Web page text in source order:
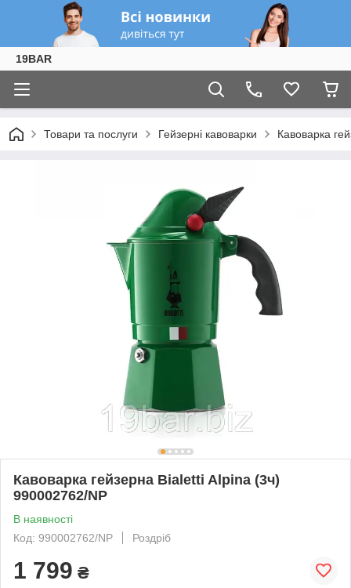
19BAR
Товари та послуги Гейзерні кавоварки Кавоварка
Кавоварка гейзерна Bialetti Alpina (3ч)
990002762/NP
В наявності
Код: 990002762/NP
Роздріб
1 799 ₴